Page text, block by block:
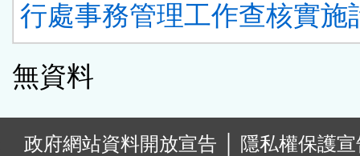
行處事務管理工作查核實施
無資料
政府網站資料開放宣告
隱私權保護